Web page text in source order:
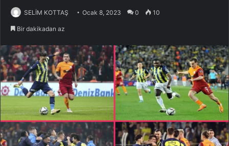
SELİM KOTTAŞ Ocak 8, 2023 0 10
Bir dakikadan az